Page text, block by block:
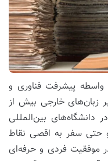
واسطه پیشرفت فناوری و
زبان‌های خارجی بیش از
بین‌المللی
حتی سفر به اقصی نقاط
موفقیت فردی و حرفه‌ای